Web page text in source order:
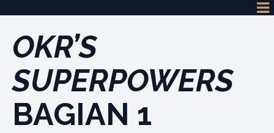
OKR’S
SUPERPOWERS
BAGIAN 1